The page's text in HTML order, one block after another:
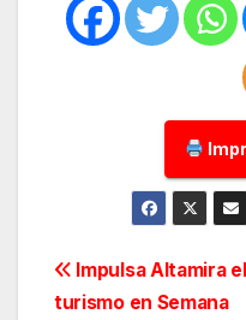
Navegación
Impulsa Altamira el
turismo en Semana